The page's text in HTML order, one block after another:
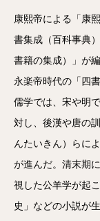
康熙帝による「康
書集成（百科事典
書籍の集成）」が
永楽帝時代の「四
儒学では、宋や明
対し、後漢や唐の
んたいきん）らに
が進んだ。清末期
視した公羊学が起
史」などの小説が